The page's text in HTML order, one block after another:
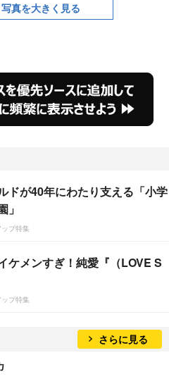
真を大きく見る
ドが40年にわたり支える「小学
」
プ特集
ケメンすぎ！純愛『（LOVE S
プ特集
さらに見る